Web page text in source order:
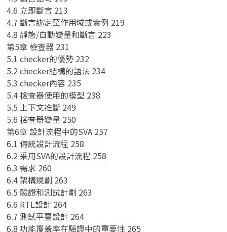
4.6 立即斷言 213
4.7 斷言綁定至作用域或實例 219
4.8 靜態/自動變量和斷言 223
第5章 檢查器 231
5.1 checker的優勢 232
5.2 checker結構的語法 234
5.3 checker內容 235
5.4 檢查器使用的模型 238
5.5 上下文推斷 249
5.6 檢查器變量 250
第6章 設計流程中的SVA 257
6.1 傳統設計流程 258
6.2 采用SVA的設計流程 258
6.3 需求 260
6.4 架構規劃 263
6.5 驗證和測試計劃 263
6.6 RTL設計 264
6.7 測試平臺設計 264
6.8 功能覆蓋率在驗證中的重要性 265